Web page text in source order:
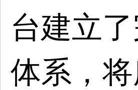
台建立
体系，